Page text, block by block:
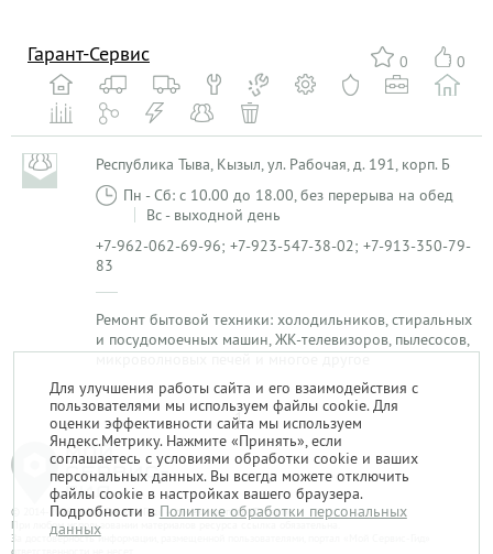
0 0
Гарант-Сервис
Республика Тыва, Кызыл, ул. Рабочая, д. 191, корп. Б
Пн - Сб: с 10.00 до 18.00, без перерыва на обед
Вс - выходной день
+7-962-062-69-96; +7-923-547-38-02; +7-913-350-79-
83
Ремонт бытовой техники: холодильников, стиральных
и посудомоечных машин, ЖК-телевизоров, пылесосов,
микроволновых печей и многое другое
1
© 2014-2026. «Мой Сервис-Гид» – проект группы «Текарт».
При любом использовании материалов ресурса ссылка обязательна.
За достоверность информации, размещенной пользователями, портал «Мой Сервис-Гид»
Для улучшения работы сайта и его взаимодействия с
пользователями мы используем файлы cookie. Для
оценки эффективности сайта мы используем
Яндекс.Метрику. Нажмите «Принять», если
соглашаетесь с условиями обработки cookie и ваших
персональных данных. Вы всегда можете отключить
файлы cookie в настройках вашего браузера.
Подробности в Политике обработки персональных
данных